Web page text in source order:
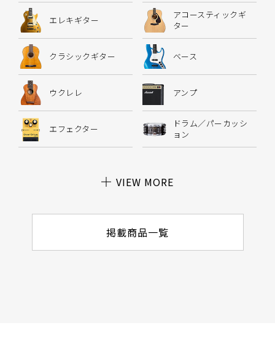
エレキギター
アコースティックギ
ター
クラシックギター ベース
ウクレレ アンプ
エフェクター
ドラム／パーカッシ
ョン
VIEW MORE
掲載商品一覧